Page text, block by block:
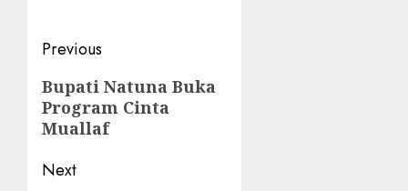
Post
navigation
Previous
Previous
post:
Bupati Natuna Buka
Program Cinta
Muallaf
Next